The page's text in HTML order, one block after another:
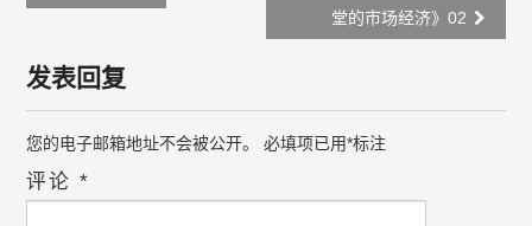
navigation
堂的市场经济》02
发表回复
您的电子邮箱地址不会被公开。 必填项已用*标注
评论*